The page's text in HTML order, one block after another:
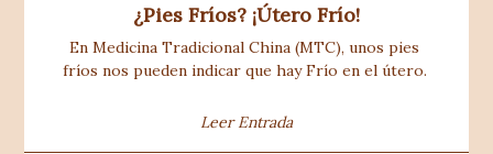
¿Pies Fríos? ¡Útero Frío!
En Medicina Tradicional China (MTC), unos pies
fríos nos pueden indicar que hay Frío en el útero.
Leer Entrada